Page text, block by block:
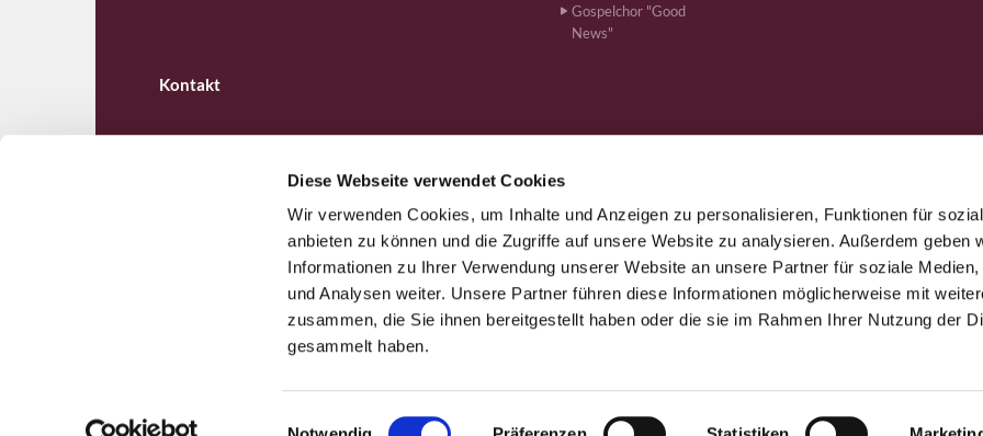
Diese Webseite verwendet Cookies
Wir verwenden Cookies, um Inhalte und Anzeigen zu personalisieren, Funktionen für
anbieten zu können und die Zugriffe auf unsere Website zu analysieren. Außerdem geben
Informationen zu Ihrer Verwendung unserer Website an unsere Partner für soziale Medien,
und Analysen weiter. Unsere Partner führen diese Informationen möglicherweise mit
zusammen, die Sie ihnen bereitgestellt haben oder die sie im Rahmen Ihrer Nutzung der
gesammelt haben.
Gospelchor "Good
News"
Kontakt
Ev. Kirchengemeinde Bönen · Bahnhofstr. 262, 59199 Bönen +4923831610ham-kg-
Kontaktinformationen Impressum